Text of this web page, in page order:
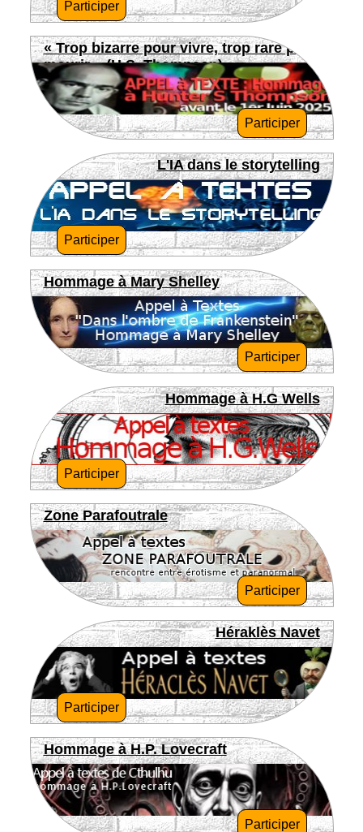
Participer
« Trop bizarre pour vivre, trop rare pour
mourir » (H.S. Thompson)
Participer
L'IA dans le storytelling
Participer
Hommage à Mary Shelley
Participer
Hommage à H.G Wells
Participer
Zone Parafoutrale
Participer
Héraklès Navet
Participer
Hommage à H.P. Lovecraft
Participer